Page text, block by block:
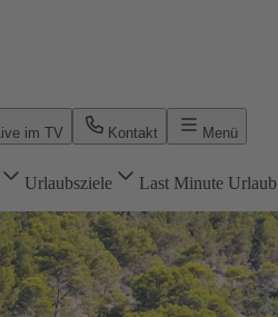
Live im TV Kontakt Menü
Urlaubsziele Last Minute Urlaub